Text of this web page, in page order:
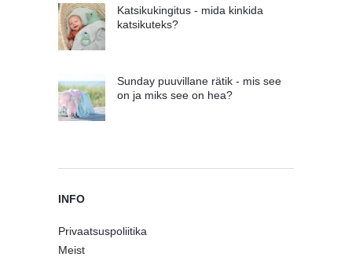
Katsikukingitus - mida kinkida
katsikuteks?
Sunday puuvillane rätik - mis see
on ja miks see on hea?
INFO
Privaatsuspoliitika
Meist